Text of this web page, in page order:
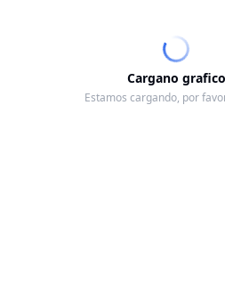
Cargano grafico
Estamos cargando, por